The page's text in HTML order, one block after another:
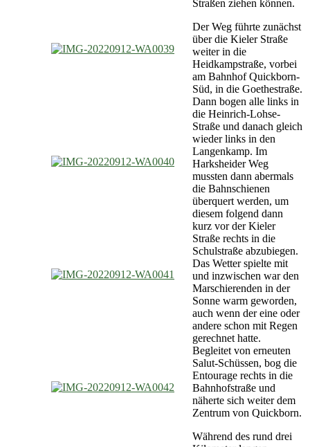
Straßen ziehen können.
Der Weg führte zunächst
über die Kieler Straße
weiter in die
Heidkampstraße, vorbei
am Bahnhof Quickborn-
Süd, in die Goethestraße.
Dann bogen alle links in
die Heinrich-Lohse-
Straße und danach gleich
wieder links in den
Langenkamp. Im
Harksheider Weg
mussten dann abermals
die Bahnschienen
überquert werden, um
diesem folgend dann
kurz vor der Kieler
Straße rechts in die
Schulstraße abzubiegen.
Das Wetter spielte mit
und inzwischen war den
Marschierenden in der
Sonne warm geworden,
auch wenn der eine oder
andere schon mit Regen
gerechnet hatte.
Begleitet von erneuten
Salut-Schüssen, bog die
Entourage rechts in die
Bahnhofstraße und
näherte sich weiter dem
Zentrum von Quickborn.
Während des rund drei